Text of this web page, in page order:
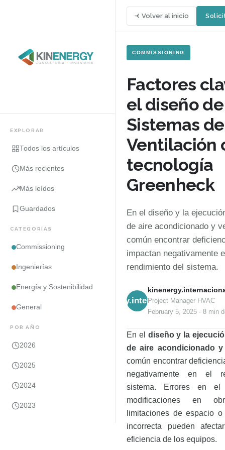
EXPLORAR
Todos los artículos
Más recientes
Más leídos
Guardados
CATEGORÍAS
Commissioning
Ingenierías
Energía y Sostenibilidad
General
POR AÑO
2026
2025
2024
2023
Volver al inicio
COMMISSIONING
Factores
el diseño de
Sistemas de
Ventilación
tecnología
Greenheck
En el diseño y la
de aire acondicionado y
común encontrar
impactan negativamente
rendimiento del sistema.
kinenergy.internacional
Project Manager HVAC
February 5, 2025 · 8 min
En el diseño y la
de aire acondicionado
común encontrar
negativamente en el
sistema.
Errores en el
modificaciones en
limitaciones de espacio
incorrecta pueden
eficiencia de los equipos.